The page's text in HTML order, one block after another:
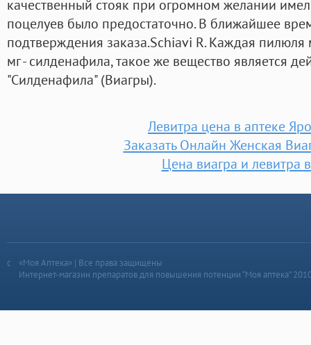
качественный стояк при огромном желании
поцелуев было предостаточно. В ближайшее
подтверждения заказа.Schiavi R. Каждая
мг - силденафила, такое же вещество является
"Силденафила" (Виагры).
Левитра цена в аптеке
Заказать Онлайн Женская
Цена виагра и левитра
«Моя Аптека» | Все права защищены
Интернет-магазин препаратов для повышения потенции “Моя аптека”